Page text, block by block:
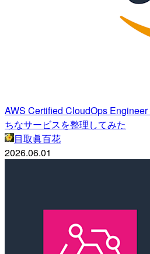
AWS Certified CloudOps
ちなサービスを整理してみた
目取眞百花
2026.06.01